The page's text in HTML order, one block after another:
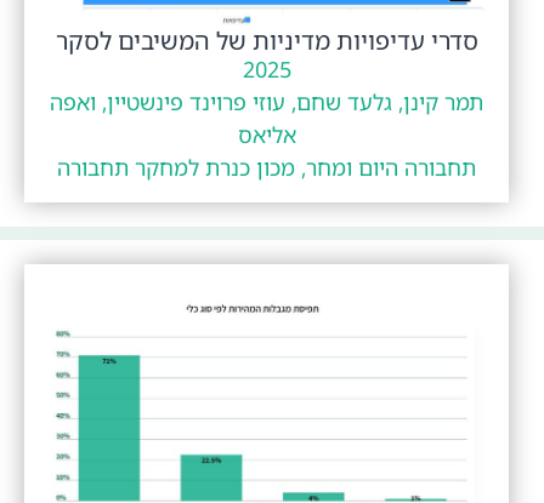
סדרי עדיפויות מדיניות של המשיבים לסקר
2025
תמר קינן, גלעד שחם, עוזי פרוינד פינשטיין, ואפה
אליאס
תחבורה היום ומחר, מכון כנרת למחקר תחבורה